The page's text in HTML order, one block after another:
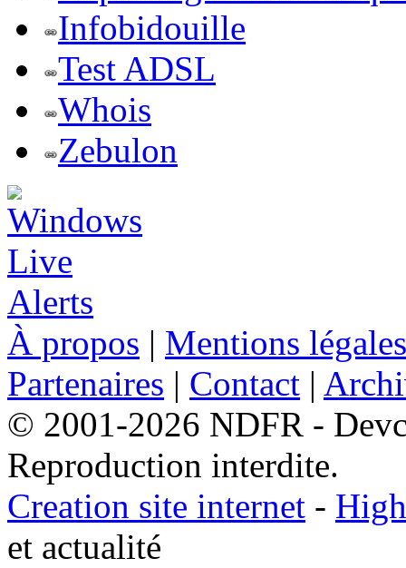
Infobidouille
Test ADSL
Whois
Zebulon
À propos | Mentions légales
Partenaires | Contact |
© 2001-2026 NDFR -
Reproduction interdite.
Creation site internet -
et actualité